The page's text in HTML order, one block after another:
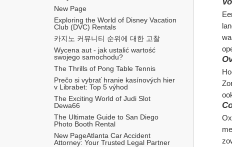
New Page
Exploring the World of Disney Vacation
Club (DVC) Rentals
카지노 커뮤니티 순위에 대한 고찰
Wycena aut - jak ustalić wartość
swojego samochodu?
The Thrills of Pong Table Tennis
Prečo si vybrať hranie kasínových hier
v Librabet: Top 5 výhod
The Exciting World of Judi Slot
Dewa66
The Ultimate Guide to San Diego
Photo Booth Rental
New PageAtlanta Car Accident
Attorney: Your Trusted Legal Partner